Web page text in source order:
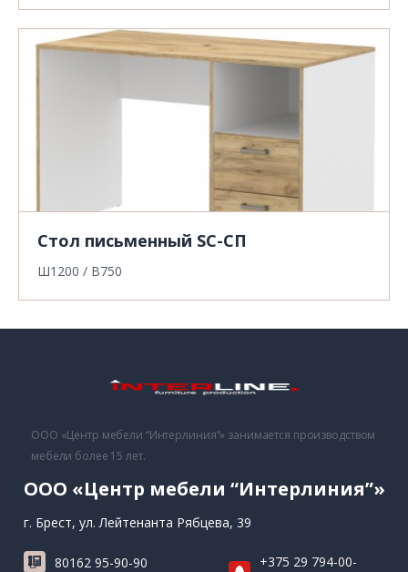
Стол письменный SC-СП
Ш1200 / В750
ООО «Центр мебели “Интерлиния”» занимается производством
мебели более 15 лет.
ООО «Центр мебели “Интерлиния”»
г. Брест, ул. Лейтенанта Рябцева, 39
80162 95-90-90 +375 29 794-00-